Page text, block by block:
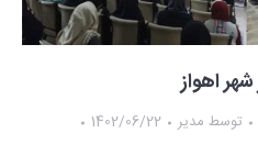
اهواز
توسط مدیر
1402/06/22